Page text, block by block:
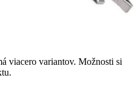
viacero variantov. Možnosti si